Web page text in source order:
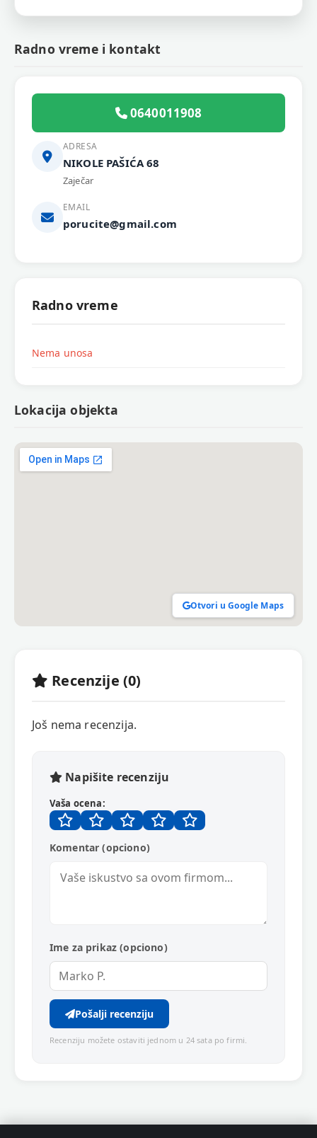
Radno vreme i kontakt
0640011908
ADRESA
NIKOLE PAŠIĆA 68
Zaječar
EMAIL
porucite@gmail.com
Radno vreme
Nema unosa
Lokacija objekta
Otvori u Google Maps
Recenzije (0)
Još nema recenzija.
Napišite recenziju
Vaša ocena:
Komentar (opciono)
Ime za prikaz (opciono)
Pošalji recenziju
Recenziju možete ostaviti jednom u 24 sata po firmi.